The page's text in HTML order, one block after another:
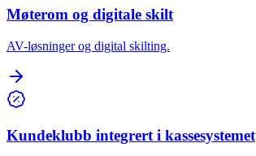
Møterom og digitale skilt
AV-løsninger og digital skilting.
Kundeklubb integrert i kassesystemet